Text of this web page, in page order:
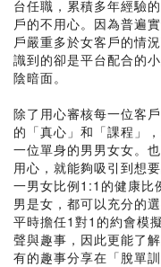
台任職，累積多年經驗
戶的不用心。因為普遍
戶嚴重多於女客戶的情
識到的卻是平台配合的
陰暗面。
除了用心審核每一位客
的「真心」和「課程」
一位單身的男男女女。
用心，就能夠吸引到想
一男女比例1:1的健康比
男是女，都可以充分的
平時擔任1對1的約會模
聲與趣事，因此更能了
有的趣事分享在「脫單